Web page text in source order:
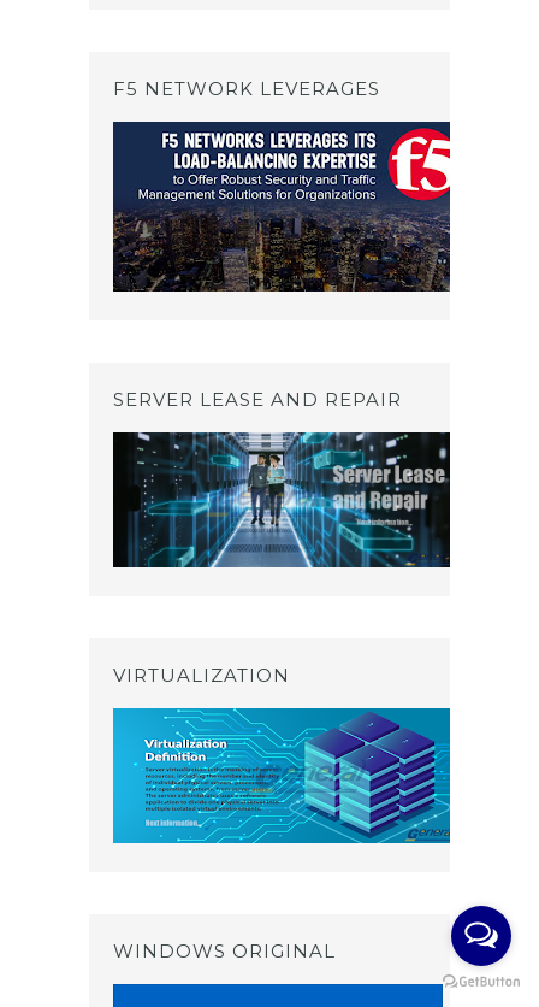
F5 NETWORK LEVERAGES
SERVER LEASE AND REPAIR
VIRTUALIZATION
WINDOWS ORIGINAL